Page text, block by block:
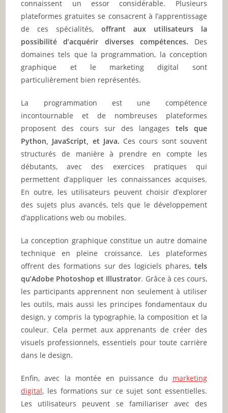
connaissent un essor considérable. Plusieurs
plateformes gratuites se consacrent à l’apprentissage
de ces spécialités, offrant aux utilisateurs la
possibilité d’acquérir diverses compétences. Des
domaines tels que la programmation, la conception
graphique et le marketing digital sont
particulièrement bien représentés.
La programmation est une compétence
incontournable et de nombreuses plateformes
proposent des cours sur des langages tels que
Python, JavaScript, et Java. Ces cours sont souvent
structurés de manière à prendre en compte les
débutants, avec des exercices pratiques qui
permettent d’appliquer les connaissances acquises.
En outre, les utilisateurs peuvent choisir d’explorer
des sujets plus avancés, tels que le développement
d’applications web ou mobiles.
La conception graphique constitue un autre domaine
technique en pleine croissance. Les plateformes
offrent des formations sur des logiciels phares, tels
qu’Adobe Photoshop et Illustrator. Grâce à ces cours,
les participants apprennent non seulement à utiliser
les outils, mais aussi les principes fondamentaux du
design, y compris la typographie, la composition et la
couleur. Cela permet aux apprenants de créer des
visuels professionnels, essentiels pour toute carrière
dans le design.
Enfin, avec la montée en puissance du marketing
digital, les formations sur ce sujet sont essentielles.
Les utilisateurs peuvent se familiariser avec des